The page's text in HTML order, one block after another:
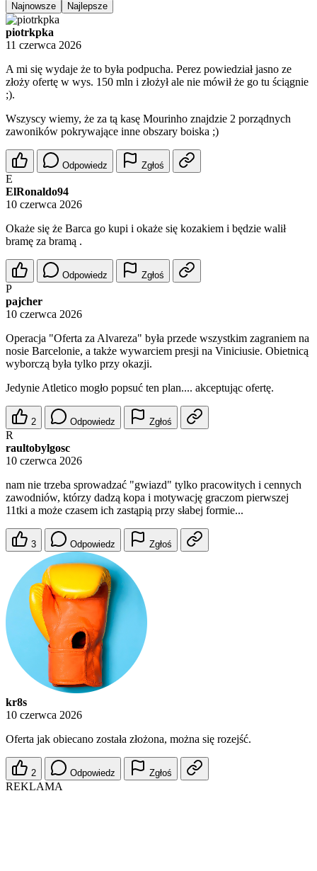
Najnowsze Najlepsze
piotrkpka
11 czerwca 2026
A mi się wydaje że to była podpucha. Perez powiedział jasno ze
złoży ofertę w wys. 150 mln i złożył ale nie mówił że go tu ściągnie
;).
Wszyscy wiemy, że za tą kasę Mourinho znajdzie 2 porządnych
zawoników pokrywające inne obszary boiska ;)
Odpowiedz Zgłoś
E
ElRonaldo94
10 czerwca 2026
Okaże się że Barca go kupi i okaże się kozakiem i będzie walił
bramę za bramą .
Odpowiedz Zgłoś
P
pajcher
10 czerwca 2026
Operacja "Oferta za Alvareza" była przede wszystkim zagraniem na
nosie Barcelonie, a także wywarciem presji na Viniciusie. Obietnicą
wyborczą była tylko przy okazji.
Jedynie Atletico mogło popsuć ten plan.... akceptując ofertę.
2 Odpowiedz Zgłoś
R
raultobylgosc
10 czerwca 2026
nam nie trzeba sprowadzać "gwiazd" tylko pracowitych i cennych
zawodniów, którzy dadzą kopa i motywację graczom pierwszej
11tki a może czasem ich zastąpią przy słabej formie...
3 Odpowiedz Zgłoś
kr8s
10 czerwca 2026
Oferta jak obiecano została złożona, można się rozejść.
2 Odpowiedz Zgłoś
REKLAMA